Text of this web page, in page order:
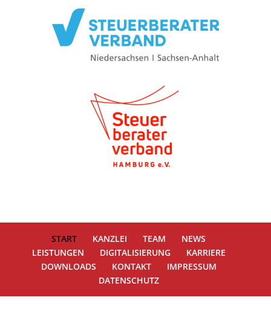
START KANZLEI TEAM
NEWS
LEISTUNGEN
DIGITALISIERUNG
KARRIERE
DOWNLOADS
KONTAKT
IMPRESSUM
DATENSCHUTZ